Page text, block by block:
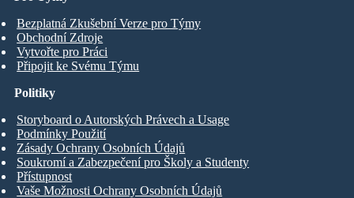
Bezplatná Zkušební Verze pro Týmy
Obchodní Zdroje
Vytvořte pro Práci
Připojit ke Svému Týmu
Politiky
Storyboard o Autorských Právech a Usage
Podmínky Použití
Zásady Ochrany Osobních Údajů
Soukromí a Zabezpečení pro Školy a Studenty
Přístupnost
Vaše Možnosti Ochrany Osobních Údajů